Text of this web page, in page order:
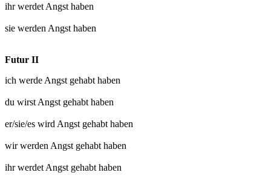
ihr werdet Angst haben
sie werden Angst haben
Futur II
ich werde Angst gehabt haben
du wirst Angst gehabt haben
er/sie/es wird Angst gehabt haben
wir werden Angst gehabt haben
ihr werdet Angst gehabt haben